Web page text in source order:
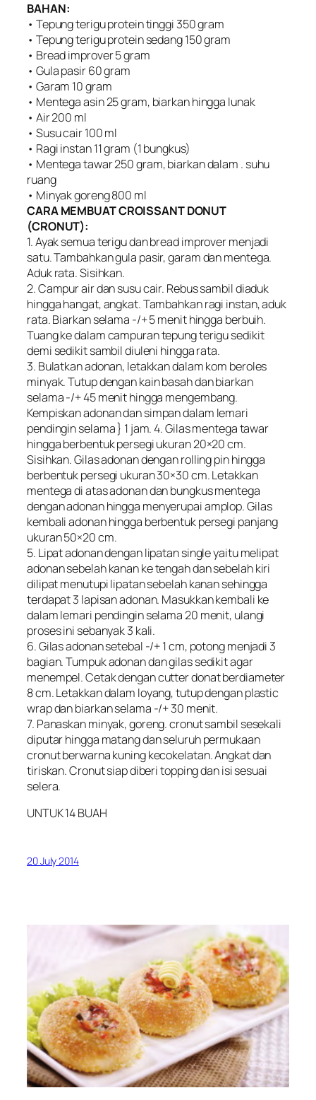
BAHAN:
• Tepung terigu protein tinggi 350 gram
• Tepung terigu protein sedang 150 gram
• Bread improver 5 gram
• Gula pasir 60 gram
• Garam 10 gram
• Mentega asin 25 gram, biarkan hingga lunak
• Air 200 ml
• Susu cair 100 ml
• Ragi instan 11 gram (1 bungkus)
• Mentega tawar 250 gram, biarkan dalam . suhu
ruang
• Minyak goreng 800 ml
CARA MEMBUAT CROISSANT DONUT
(CRONUT):
1. Ayak semua terigu dan bread improver menjadi
satu. Tambahkan gula pasir, garam dan mentega.
Aduk rata. Sisihkan.
2. Campur air dan susu cair. Rebus sambil diaduk
hingga hangat, angkat. Tambahkan ragi instan, aduk
rata. Biarkan selama -/+ 5 menit hingga berbuih.
Tuang ke dalam campuran tepung terigu sedikit
demi sedikit sambil diuleni hingga rata.
3. Bulatkan adonan, letakkan dalam kom beroles
minyak. Tutup dengan kain basah dan biarkan
selama -/+ 45 menit hingga mengembang.
Kempiskan adonan dan simpan dalam lemari
pendingin selama } 1 jam. 4. Gilas mentega tawar
hingga berbentuk persegi ukuran 20×20 cm.
Sisihkan. Gilas adonan dengan rolling pin hingga
berbentuk persegi ukuran 30×30 cm. Letakkan
mentega di atas adonan dan bungkus mentega
dengan adonan hingga menyerupai amplop. Gilas
kembali adonan hingga berbentuk persegi panjang
ukuran 50×20 cm.
5. Lipat adonan dengan lipatan single yaitu melipat
adonan sebelah kanan ke tengah dan sebelah kiri
dilipat menutupi lipatan sebelah kanan sehingga
terdapat 3 lapisan adonan. Masukkan kembali ke
dalam lemari pendingin selama 20 menit, ulangi
proses ini sebanyak 3 kali.
6. Gilas adonan setebal -/+ 1 cm, potong menjadi 3
bagian. Tumpuk adonan dan gilas sedikit agar
menempel. Cetak dengan cutter donat berdiameter
8 cm. Letakkan dalam loyang, tutup dengan plastic
wrap dan biarkan selama -/+ 30 menit.
7. Panaskan minyak, goreng. cronut sambil sesekali
diputar hingga matang dan seluruh permukaan
cronut berwarna kuning kecokelatan. Angkat dan
tiriskan. Cronut siap diberi topping dan isi sesuai
selera.
UNTUK 14 BUAH
20 July 2014